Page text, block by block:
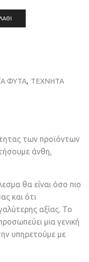
ΦΥΤΑ, ΤΕΧΝΗΤΑ
των προϊόντων
άνθη,
θα είναι όσο πιο
και ότι
αξίας. Το
μια γενική
υπηρετούμε με